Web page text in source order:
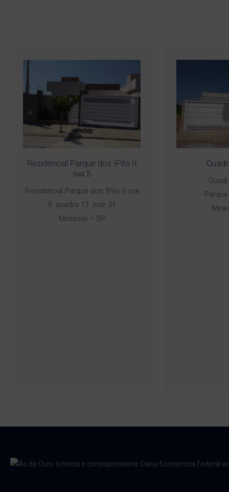
Residencial Parque dos IPês II
rua 5
Residencial Parque dos IPês II rua
5 quadra 13 lote 31
Mirassol – SP